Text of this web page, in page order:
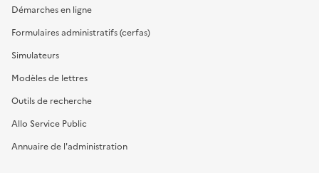
Démarches en ligne
Formulaires administratifs (cerfas)
Simulateurs
Modèles de lettres
Outils de recherche
Allo Service Public
Annuaire de l'administration